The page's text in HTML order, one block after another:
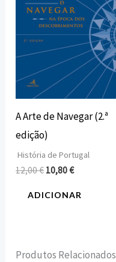
A Arte de Navegar (2.ª
edição)
História de Portugal
12,00€ 10,80€
ADICIONAR
Produtos Relacionados